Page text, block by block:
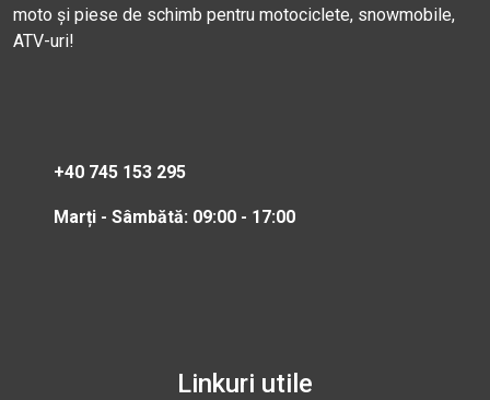
moto și piese de schimb pentru motociclete, snowmobile,
ATV-uri!
+40 745 153 295
Marți - Sâmbătă: 09:00 - 17:00
Linkuri utile